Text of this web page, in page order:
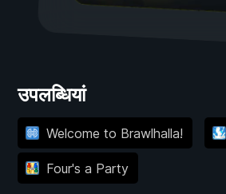
उपलब्धियां
Welcome to Brawlhalla!
Four's a Party